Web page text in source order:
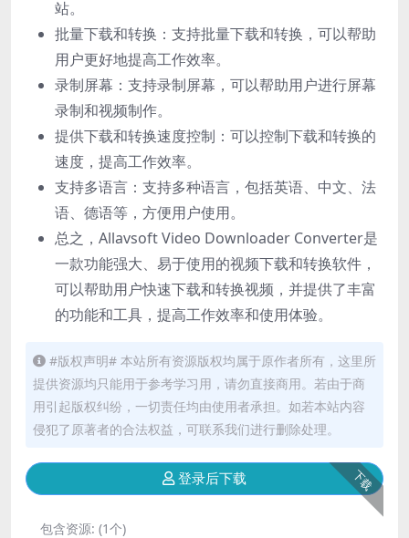
站。
批量下载和转换：支持批量下载和转换，可以帮助
用户更好地提高工作效率。
录制屏幕：支持录制屏幕，可以帮助用户进行屏幕
录制和视频制作。
提供下载和转换速度控制：可以控制下载和转换的
速度，提高工作效率。
支持多语言：支持多种语言，包括英语、中文、法
语、德语等，方便用户使用。
总之，Allavsoft Video Downloader Converter是
一款功能强大、易于使用的视频下载和转换软件，
可以帮助用户快速下载和转换视频，并提供了丰富
的功能和工具，提高工作效率和使用体验。
#版权声明# 本站所有资源版权均属于原作者所有，这里所
提供资源均只能用于参考学习用，请勿直接商用。若由于商
用引起版权纠纷，一切责任均由使用者承担。如若本站内容
侵犯了原著者的合法权益，可联系我们进行删除处理。
下载
登录后下载
包含资源: (1个)